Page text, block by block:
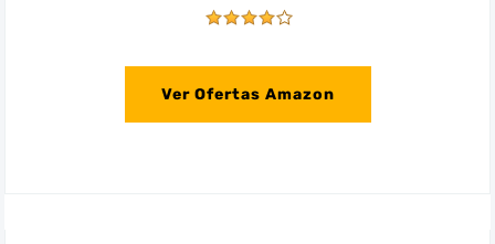
Ver Ofertas Amazon